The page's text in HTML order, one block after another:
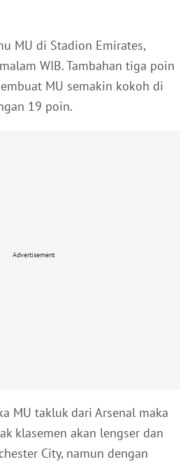
MU di Stadion Emirates,
WIB. Tambahan tiga poin
MU semakin kokoh di
19 poin.
Advertisement
MU takluk dari Arsenal maka
klasemen akan lengser dan
City, namun dengan